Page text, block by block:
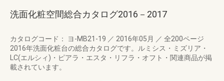
洗面化粧空間総合カタログ2016－2017
カタログコード： ヨ-MB21-19 ／ 2016年05月 ／ 全200ページ
2016年洗面化粧台の総合カタログです。ルミシス・ミズリア・
LC(エルシィ)・ピアラ・エスタ・リフラ・オフト・関連商品が掲
載されています。